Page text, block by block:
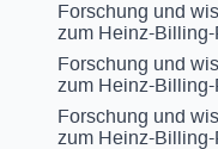
Forschung und
zum Heinz-
Forschung und
zum Heinz-
Forschung und
zum Heinz-